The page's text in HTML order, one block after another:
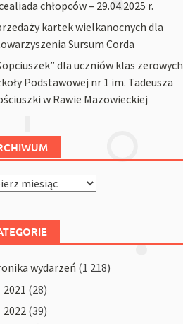
chłopców – 29.04.2025 r.
kartek wielkanocnych dla
Sursum Corda
dla uczniów klas zerowych
Podstawowej nr 1 im. Tadeusza
w Rawie Mazowieckiej
wydarzeń (1 218)
2021 (28)
2022 (39)